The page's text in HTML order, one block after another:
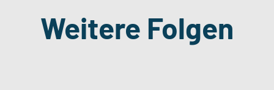
Weitere Folgen